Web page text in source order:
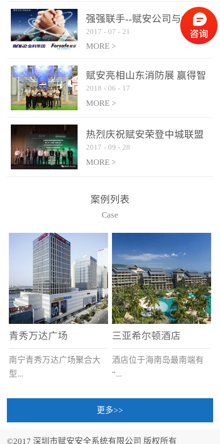
是针对这种高大空间建筑
物的消防设施、设备通过
现场图像的实时获取、预
处理和特征提取分析，实
现火焰的跟踪和识别。能
更早的进行预警，达到早
报早防的效果。 系统构
成示意图： 图像型火灾
和监控端两大部分组成。
两者之间通过以太网相
联，一台监控主机最多可
从监控主机上获取，最多
只能接6台，超过的需从现
强强联手--赋安公司与金科
集团达成战略合作协议
2017 - 07 - 21
MORE >
赋安亮相山东消防展 赢得智
慧消防新荣耀
2018 - 06 - 17
MORE >
热烈庆祝赋安荣登中城联盟
联合采购战略合作平台
2017 - 09 - 28
MORE >
案例列表
Case
青秀万达广场
南宁青秀万达广场聚合大
型...
三亚希尔顿酒店
酒店位于海南岛最南端有
“...
中国的海岛天堂”之美称的
更多>>
©2017 深圳市赋安安全系统有限公司 版权所有